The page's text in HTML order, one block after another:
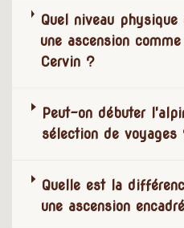
Quel niveau
une ascension
Cervin ?
Peut-on débuter
sélection de voyages
Quelle est la
une ascension